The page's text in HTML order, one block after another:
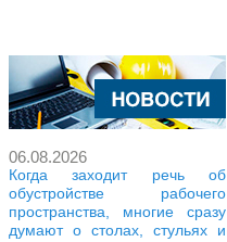
06.08.2026
Когда заходит речь об
обустройстве рабочего
пространства, многие сразу
думают о столах, стульях и